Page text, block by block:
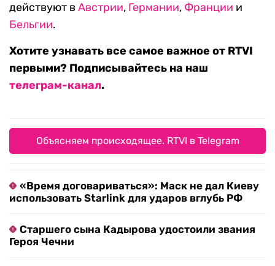
действуют в Австрии, Германии, Франции и
Бельгии.
Хотите узнавать все самое важное от RTVI
первыми? Подписывайтесь на наш
телеграм-канал.
Объясняем происходящее. RTVI в Telegram
«Время договариваться»: Маск не дал Киеву
использовать Starlink для ударов вглубь РФ
Старшего сына Кадырова удостоили звания
Героя Чечни